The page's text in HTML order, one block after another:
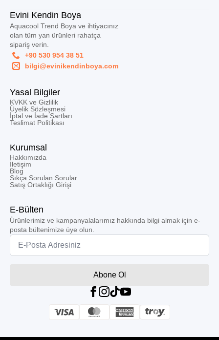
Evini Kendin Boya
Aquacool Trend Boya ve ihtiyacınız
olan tüm yan ürünleri rahatça
sipariş verin.
+90 530 954 38 51
bilgi@evinikendinboya.com
Yasal Bilgiler
KVKK ve Gizlilik
Üyelik Sözleşmesi
İptal ve İade Şartları
Teslimat Politikası
Kurumsal
Hakkımızda
İletişim
Blog
Sıkça Sorulan Sorular
Satış Ortaklığı Girişi
E-Bülten
Ürünlerimiz ve kampanyalalarımız hakkında bilgi almak için e-
posta bültenimize üye olun.
Email
Abone Ol